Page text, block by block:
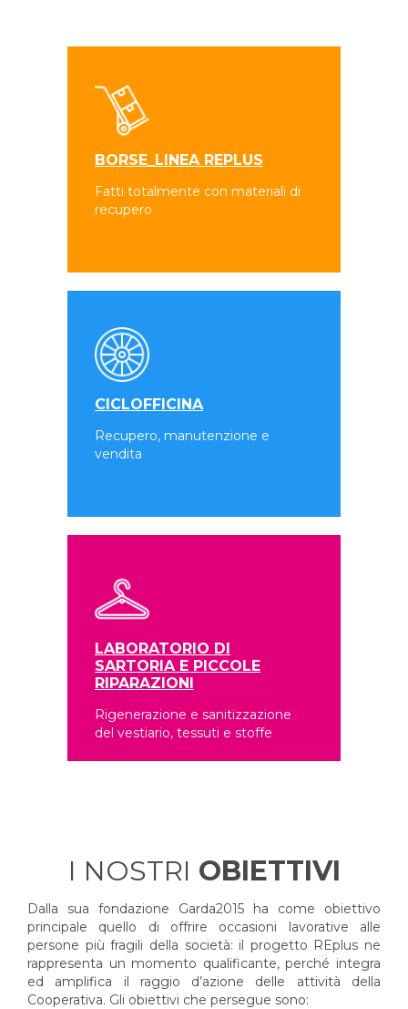
BORSE_LINEA REPLUS
Fatti totalmente con materiali di
recupero
CICLOFFICINA
Recupero, manutenzione e
vendita
LABORATORIO DI
SARTORIA E PICCOLE
RIPARAZIONI
Rigenerazione e sanitizzazione
del vestiario, tessuti e stoffe
I NOSTRI OBIETTIVI
Dalla sua fondazione Garda2015 ha come obiettivo
principale quello di offrire occasioni lavorative alle
persone più fragili della società: il progetto REplus ne
rappresenta un momento qualificante, perché integra
ed amplifica il raggio d’azione delle attività della
Cooperativa. Gli obiettivi che persegue sono: